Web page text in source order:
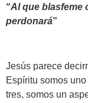
“Al que blasfeme
perdonará”
Jesús parece
Espíritu somos
tres, somos un